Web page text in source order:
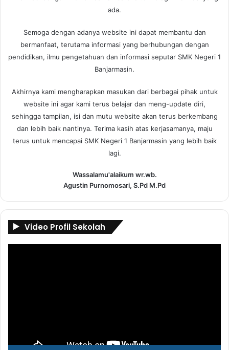
ada.
Semoga dengan adanya website ini dapat membantu dan
bermanfaat, terutama informasi yang berhubungan dengan
pendidikan, ilmu pengetahuan dan informasi seputar SMK Negeri 1
Banjarmasin.
Akhirnya kami mengharapkan masukan dari berbagai pihak untuk
website ini agar kami terus belajar dan meng-update diri,
sehingga tampilan, isi dan mutu website akan terus berkembang
dan lebih baik nantinya. Terima kasih atas kerjasamanya, maju
terus untuk mencapai SMK Negeri 1 Banjarmasin yang lebih baik
lagi.
Wassalamu'alaikum wr.wb.
Agustin Purnomosari, S.Pd M.Pd
Video Profil Sekolah